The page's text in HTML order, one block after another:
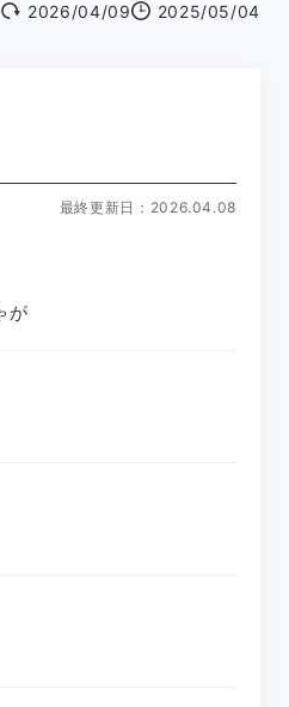
2026/04/09 2025/05/04
最終更新日：2026.04.08
が